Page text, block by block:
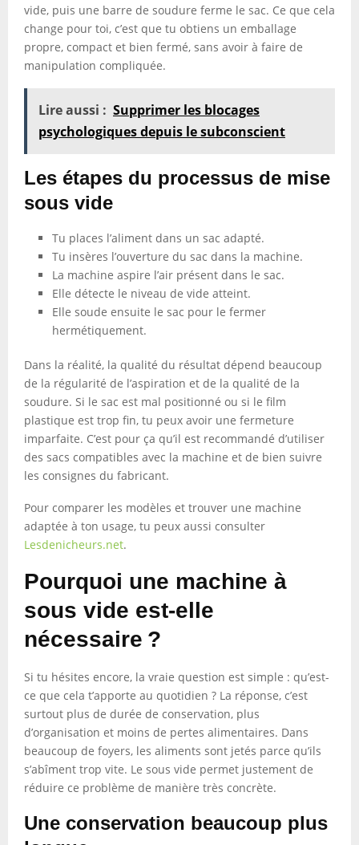
vide, puis une barre de soudure ferme le sac. Ce que cela
change pour toi, c’est que tu obtiens un emballage
propre, compact et bien fermé, sans avoir à faire de
manipulation compliquée.
Lire aussi : Supprimer les blocages
psychologiques depuis le subconscient
Les étapes du processus de mise
sous vide
Tu places l’aliment dans un sac adapté.
Tu insères l’ouverture du sac dans la machine.
La machine aspire l’air présent dans le sac.
Elle détecte le niveau de vide atteint.
Elle soude ensuite le sac pour le fermer
hermétiquement.
Dans la réalité, la qualité du résultat dépend beaucoup
de la régularité de l’aspiration et de la qualité de la
soudure. Si le sac est mal positionné ou si le film
plastique est trop fin, tu peux avoir une fermeture
imparfaite. C’est pour ça qu’il est recommandé d’utiliser
des sacs compatibles avec la machine et de bien suivre
les consignes du fabricant.
Pour comparer les modèles et trouver une machine
adaptée à ton usage, tu peux aussi consulter
Lesdenicheurs.net.
Pourquoi une machine à
sous vide est-elle
nécessaire ?
Si tu hésites encore, la vraie question est simple : qu’est-
ce que cela t’apporte au quotidien ? La réponse, c’est
surtout plus de durée de conservation, plus
d’organisation et moins de pertes alimentaires. Dans
beaucoup de foyers, les aliments sont jetés parce qu’ils
s’abîment trop vite. Le sous vide permet justement de
réduire ce problème de manière très concrète.
Une conservation beaucoup plus